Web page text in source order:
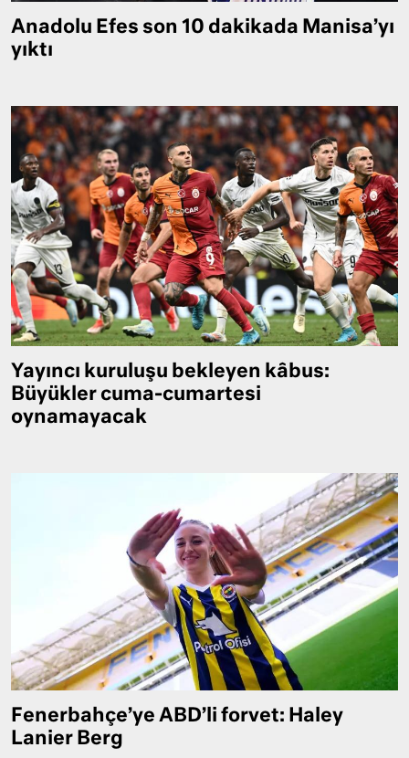
Anadolu Efes son 10 dakikada Manisa’yı
yıktı
Yayıncı kuruluşu bekleyen kâbus:
Büyükler cuma-cumartesi
oynamayacak
Fenerbahçe’ye ABD’li forvet: Haley
Lanier Berg